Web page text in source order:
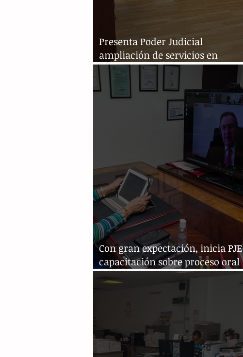
Presenta Poder Judicial
ampliación de servicios en
ventanilla electrónica
Con gran expectación, inicia PJE
capacitación sobre proceso oral
familiar